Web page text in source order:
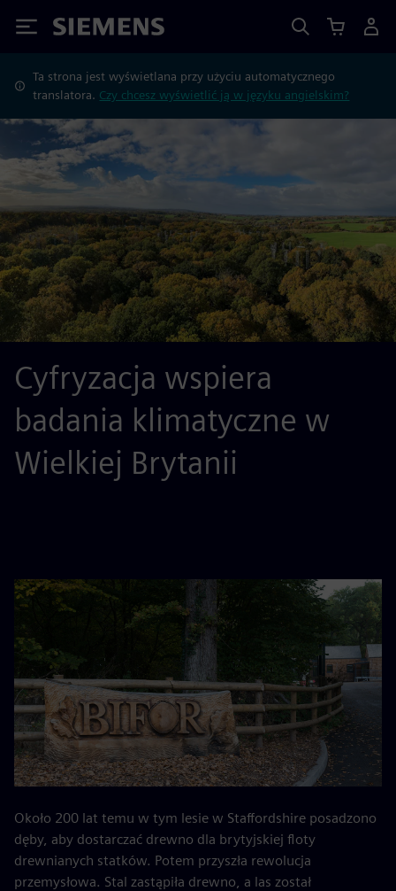
Siemens
Ta strona jest wyświetlana przy użyciu automatycznego
translatora. Czy chcesz wyświetlić ją w języku angielskim?
Cyfryzacja wspiera
badania klimatyczne w
Wielkiej Brytanii
Około 200 lat temu w tym lesie w Staffordshire posadzono
dęby, aby dostarczać drewno dla brytyjskiej floty
drewnianych statków. Potem przyszła rewolucja
przemysłowa. Stal zastąpiła drewno, a las został